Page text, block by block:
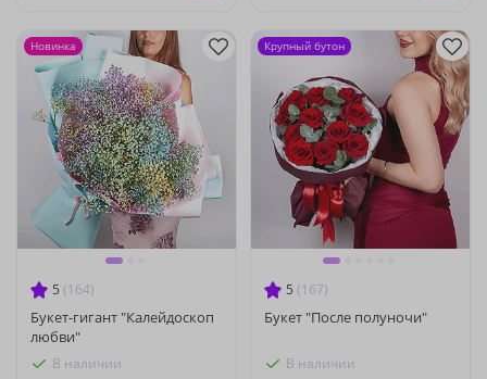
5 (164)
Букет-гигант "Калейдоскоп
любви"
В наличии
Новинка
5 (167)
Букет "После полуночи"
В наличии
Крупный бутон